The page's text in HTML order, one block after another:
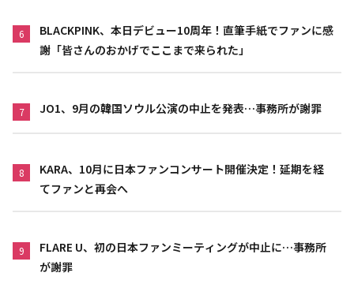
6
BLACKPINK、本日デビュー10周年！直筆手紙でファンに感
謝「皆さんのおかげでここまで来られた」
7 JO1、9月の韓国ソウル公演の中止を発表…事務所が謝罪
8
KARA、10月に日本ファンコンサート開催決定！延期を経
てファンと再会へ
9
FLARE U、初の日本ファンミーティングが中止に…事務所
が謝罪